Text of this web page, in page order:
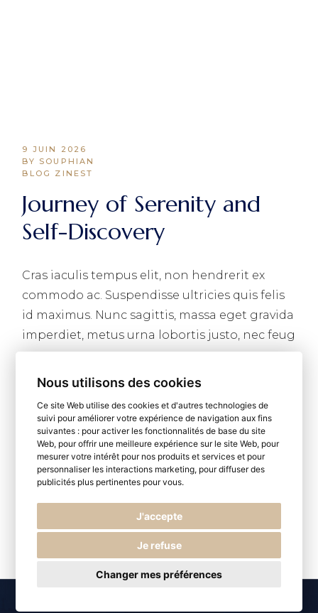
Nous utilisons des cookies
Ce site Web utilise des cookies et d'autres technologies de
suivi pour améliorer votre expérience de navigation aux fins
suivantes : pour activer les fonctionnalités de base du site
Web, pour offrir une meilleure expérience sur le site Web, pour
mesurer votre intérêt pour nos produits et services et pour
personnaliser les interactions marketing, pour diffuser des
publicités plus pertinentes pour vous.
J'accepte
Je refuse
Changer mes préférences
9 JUIN 2026
BY SOUPHIAN
BLOG ZINEST
Journey of Serenity and
Self-Discovery
Cras iaculis tempus elit, non hendrerit ex
commodo ac. Suspendisse ultricies quis felis
id maximus. Nunc sagittis, massa eget gravida
imperdiet, metus urna lobortis justo, nec feug
READ MORE